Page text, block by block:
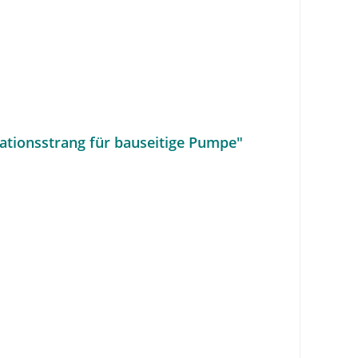
für bauseitige Pumpe"